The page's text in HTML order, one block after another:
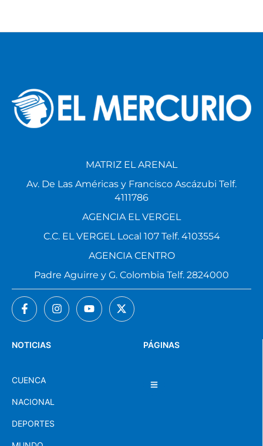
PÁGINAS
NOTICIAS
CUENCA
NACIONAL
DEPORTES
MATRIZ EL ARENAL
Av. De Las Américas y Francisco Ascázubi Telf.
4111786
AGENCIA EL VERGEL
C.C. EL VERGEL Local 107 Telf. 4103554
AGENCIA CENTRO
Padre Aguirre y G. Colombia Telf. 2824000